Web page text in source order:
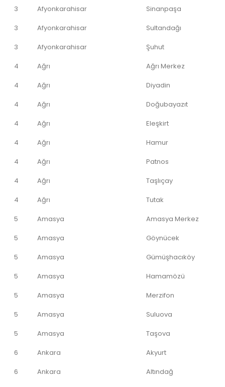
3 Afyonkarahisar
Sinanpaşa
3
Afyonkarahisar
Sultandağı
3
Afyonkarahisar
Şuhut
4
Ağrı
Ağrı Merkez
4
Ağrı
Diyadin
4
Ağrı
Doğubayazıt
4
Ağrı
Eleşkirt
4
Ağrı
Hamur
4
Ağrı
Patnos
4
Ağrı
Taşlıçay
4
Ağrı
Tutak
5
Amasya
Amasya Merkez
5
Amasya
Göynücek
5
Amasya
Gümüşhacıköy
5
Amasya
Hamamözü
5
Amasya
Merzifon
5
Amasya
Suluova
5
Amasya
Taşova
6
Ankara
Akyurt
6
Ankara
Altındağ